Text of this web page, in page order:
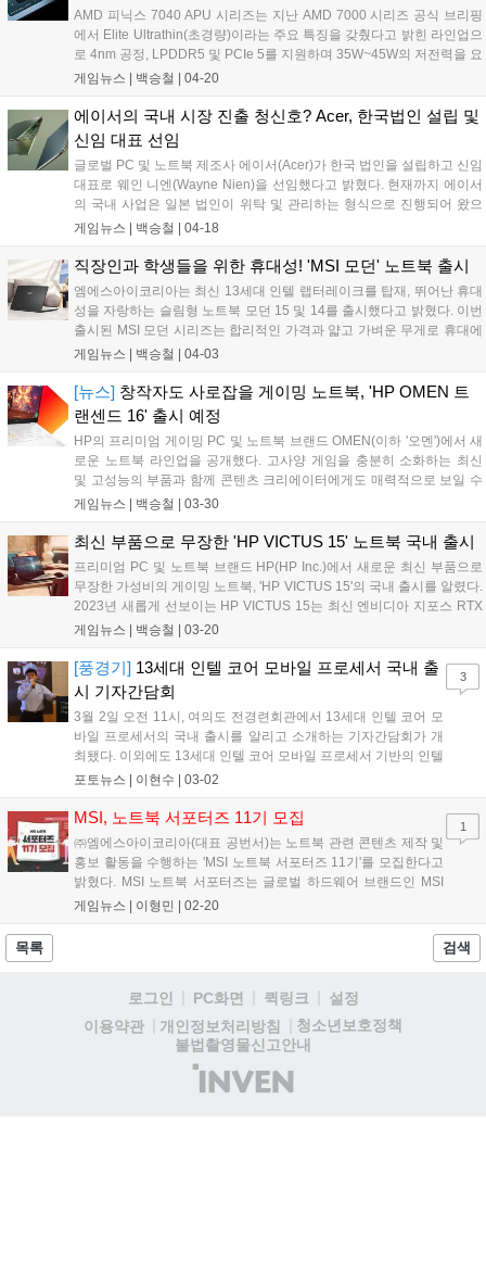
AMD 피닉스 7040 APU 시리즈는 지난 AMD 7000 시리즈 공식 브리핑
에서 Elite Ultrathin(초경량)이라는 주요 특징을 갖췄다고 밝힌 라인업으
로 4nm 공정, LPDDR5 및 PCIe 5를 지원하며 35W~45W의 저전력을 요
구하는 등 초경량 노트북을 고려하고 있는 대부분의 게이머들이 갈망하
이 탑재될 예정으로 앞서 언급한 바와 같이 GTX 1650 수준의 그래픽 성
능을 제공할 예정이다. 경량 노트북 + 외장 그래픽의 성능은 현세대 기준
으로 이미 추월한 라이젠의 APU가 다시 한번 큰 도약을 계획하고 있다.
수년 전, 라이젠 2200G가 일으킨 그 열풍만큼 뜨겁고 거대할 수 있을까.
곧 다가올 초경량 노트북 시장의 격동, 그리고 더 나아가 가성비의 데스
크톱 시장의 귀추가 주목된다....
게임뉴스 | 백승철 | 04-20
에이서의 국내 시장 진출 청신호? Acer, 한국법인 설립 및
신임 대표 선임
글로벌 PC 및 노트북 제조사 에이서(Acer)가 한국 법인을 설립하고 신임
대표로 웨인 니엔(Wayne Nien)을 선임했다고 밝혔다. 현재까지 에이서
의 국내 사업은 일본 법인이 위탁 및 관리하는 형식으로 진행되어 왔으
나, 이번 국내 법인 설립을 통해 한국 시장과 고객의 요구사항을 보다 신
점유율을 높일 것으로 기대된다....
게임뉴스 | 백승철 | 04-18
직장인과 학생들을 위한 휴대성! 'MSI 모던' 노트북 출시
엠에스아이코리아는 최신 13세대 인텔 랩터레이크를 탑재, 뛰어난 휴대
성을 자랑하는 슬림형 노트북 모던 15 및 14를 출시했다고 밝혔다. 이번
출시된 MSI 모던 시리즈는 합리적인 가격과 얇고 가벼운 무게로 휴대에
특화된 사무용 노트북이다. 무광 마감이 적용된 슬림한 바디는 1kg대의
을 지원한다....
게임뉴스 | 백승철 | 04-03
[뉴스] 창작자도 사로잡을 게이밍 노트북, 'HP OMEN 트
랜센드 16' 출시 예정
HP의 프리미엄 게이밍 PC 및 노트북 브랜드 OMEN(이하 '오멘')에서 새
로운 노트북 라인업을 공개했다. 고사양 게임을 충분히 소화하는 최신
및 고성능의 부품과 함께 콘텐츠 크리에이터에게도 매력적으로 보일 수
있는 디스플레이까지 가미한 'HP OMEN 트랜센트(TRANSCEND) 16'
비디아 지포스 RTX 4070 모바일 GPU를 기반으로 하는 고사양의 게이
과 동일하지만 트랜센트 라인업은 분야 최고 수준의 디스플레이 사양을
제공한다....
게임뉴스 | 백승철 | 03-30
최신 부품으로 무장한 'HP VICTUS 15' 노트북 국내 출시
프리미엄 PC 및 노트북 브랜드 HP(HP Inc.)에서 새로운 최신 부품으로
무장한 가성비의 게이밍 노트북, 'HP VICTUS 15'의 국내 출시를 알렸다.
2023년 새롭게 선보이는 HP VICTUS 15는 최신 엔비디아 지포스 RTX
40 시리즈와 13세대 인텔 코어 프로세서 i7-13700H 혹은 i5-13500H 탑
공한다....
게임뉴스 | 백승철 | 03-20
[풍경기] 13세대 인텔 코어 모바일 프로세서 국내 출
시 기자간담회
3월 2일 오전 11시, 여의도 전경련회관에서 13세대 인텔 코어 모
바일 프로세서의 국내 출시를 알리고 소개하는 기자간담회가 개
최됐다. 이외에도 13세대 인텔 코어 모바일 프로세서 기반의 인텔
이보(Evo) 프로그램 사양 업데이트를 공개했다. 행사에는 출시 발
는 미디어 기자와 인플루언서, 국내...
포토뉴스 | 이현수 | 03-02
3
MSI, 노트북 서포터즈 11기 모집
㈜엠에스아이코리아(대표 공번서)는 노트북 관련 콘텐츠 제작 및
홍보 활동을 수행하는 'MSI 노트북 서포터즈 11기'를 모집한다고
밝혔다. MSI 노트북 서포터즈는 글로벌 하드웨어 브랜드인 MSI
가 6년째 진행하고 있는 대외활동 프로그램이다. 이번 서포터즈
게임뉴스 | 이형민 | 02-20
1
목록 검색
로그인 PC화면 퀵링크
설정
이용약관
개인정보처리방침
청소년보호정책
불법촬영물신고안내
(주)
인